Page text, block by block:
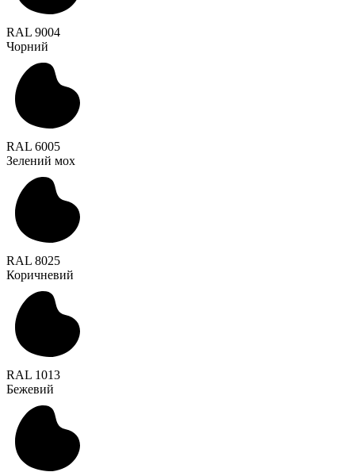
RAL 9004
Чорний
RAL 6005
Зелений мох
RAL 8025
Коричневий
RAL 1013
Бежевий